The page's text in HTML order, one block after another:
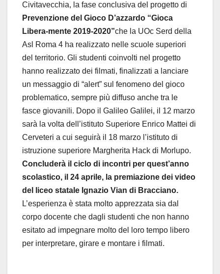
Civitavecchia, la fase conclusiva del progetto di
Prevenzione del Gioco D’azzardo “Gioca
Libera-mente 2019-2020”che la UOc Serd della
Asl Roma 4 ha realizzato nelle scuole superiori
del territorio. Gli studenti coinvolti nel progetto
hanno realizzato dei filmati, finalizzati a lanciare
un messaggio di “alert” sul fenomeno del gioco
problematico, sempre più diffuso anche tra le
fasce giovanili. Dopo il Galileo Galilei, il 12 marzo
sarà la volta dell’istituto Superiore Enrico Mattei di
Cerveteri a cui seguirà il 18 marzo l’istituto di
istruzione superiore Margherita Hack di Morlupo.
Concluderà il ciclo di incontri per quest’anno
scolastico, il 24 aprile, la premiazione dei video
del liceo statale Ignazio Vian di Bracciano.
L’esperienza è stata molto apprezzata sia dal
corpo docente che dagli studenti che non hanno
esitato ad impegnare molto del loro tempo libero
per interpretare, girare e montare i filmati.